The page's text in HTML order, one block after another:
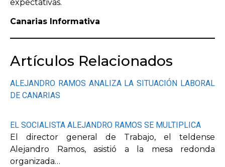
expectativas.
Canarias Informativa
Artículos Relacionados
ALEJANDRO RAMOS ANALIZA LA SITUACIÓN LABORAL
DE CANARIAS
EL SOCIALISTA ALEJANDRO RAMOS SE MULTIPLICA
El director general de Trabajo, el teldense
Alejandro Ramos, asistió a la mesa redonda
organizada…